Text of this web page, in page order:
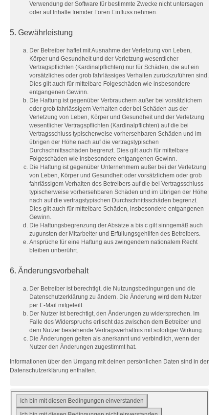
Verwendung der Software für bestimmte Zwecke nicht untersagen
oder auf Inhalte fremder Foren Einfluss nehmen.
5. Gewährleistung
Der Betreiber haftet mit Ausnahme der Verletzung von Leben,
Körper und Gesundheit und der Verletzung wesentlicher
Vertragspflichten (Kardinalpflichten) nur für Schäden, die auf ein
vorsätzliches oder grob fahrlässiges Verhalten zurückzuführen sind.
Dies gilt auch für mittelbare Folgeschäden wie insbesondere
entgangenen Gewinn.
Die Haftung ist gegenüber Verbrauchern außer bei vorsätzlichem
oder grob fahrlässigem Verhalten oder bei Schäden aus der
Verletzung von Leben, Körper und Gesundheit und der Verletzung
wesentlicher Vertragspflichten (Kardinalpflichten) auf die bei
Vertragsschluss typischerweise vorhersehbaren Schäden und im
übrigen der Höhe nach auf die vertragstypischen
Durchschnittsschäden begrenzt. Dies gilt auch für mittelbare
Folgeschäden wie insbesondere entgangenen Gewinn.
Die Haftung ist gegenüber Unternehmern außer bei der Verletzung
von Leben, Körper und Gesundheit oder vorsätzlichem oder grob
fahrlässigem Verhalten des Betreibers auf die bei Vertragsschluss
typischerweise vorhersehbaren Schäden und im Übrigen der Höhe
nach auf die vertragstypischen Durchschnittsschäden begrenzt.
Dies gilt auch für mittelbare Schäden, insbesondere entgangenen
Gewinn.
Die Haftungsbegrenzung der Absätze a bis c gilt sinngemäß auch
zugunsten der Mitarbeiter und Erfüllungsgehilfen des Betreibers.
Ansprüche für eine Haftung aus zwingendem nationalem Recht
bleiben unberührt.
6. Änderungsvorbehalt
Der Betreiber ist berechtigt, die Nutzungsbedingungen und die
Datenschutzerklärung zu ändern. Die Änderung wird dem Nutzer
per E-Mail mitgeteilt.
Der Nutzer ist berechtigt, den Änderungen zu widersprechen. Im
Falle des Widerspruchs erlischt das zwischen dem Betreiber und
dem Nutzer bestehende Vertragsverhältnis mit sofortiger Wirkung.
Die Änderungen gelten als anerkannt und verbindlich, wenn der
Nutzer den Änderungen zugestimmt hat.
Informationen über den Umgang mit deinen persönlichen Daten sind in der
Datenschutzerklärung enthalten.